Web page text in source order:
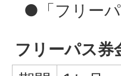
●「フリーパ
フリーパス券